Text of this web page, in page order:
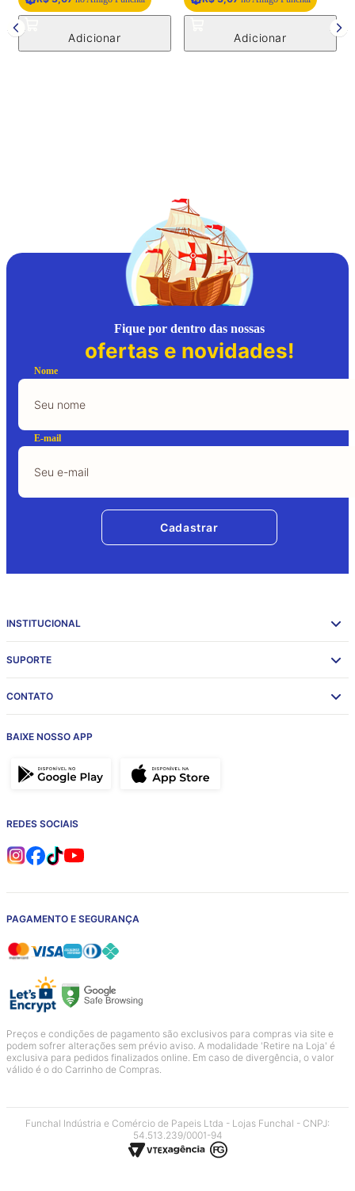
Fique por dentro das nossas
ofertas e novidades!
Nome
E-mail
Cadastrar
INSTITUCIONAL
SUPORTE
CONTATO
BAIXE NOSSO APP
REDES SOCIAIS
PAGAMENTO E SEGURANÇA
Preços e condições de pagamento são exclusivos para compras via site e
podem sofrer alterações sem prévio aviso. A modalidade 'Retire na Loja' é
exclusiva para pedidos finalizados online. Em caso de divergência, o valor
válido é o do Carrinho de Compras.
Funchal Indústria e Comércio de Papeis Ltda - Lojas Funchal - CNPJ:
54.513.239/0001-94